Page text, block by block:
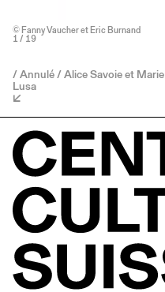
© Fanny Vaucher et Eric Burnand
1 / 19
/ Annulé / Alice Savoie et Marie
Lusa